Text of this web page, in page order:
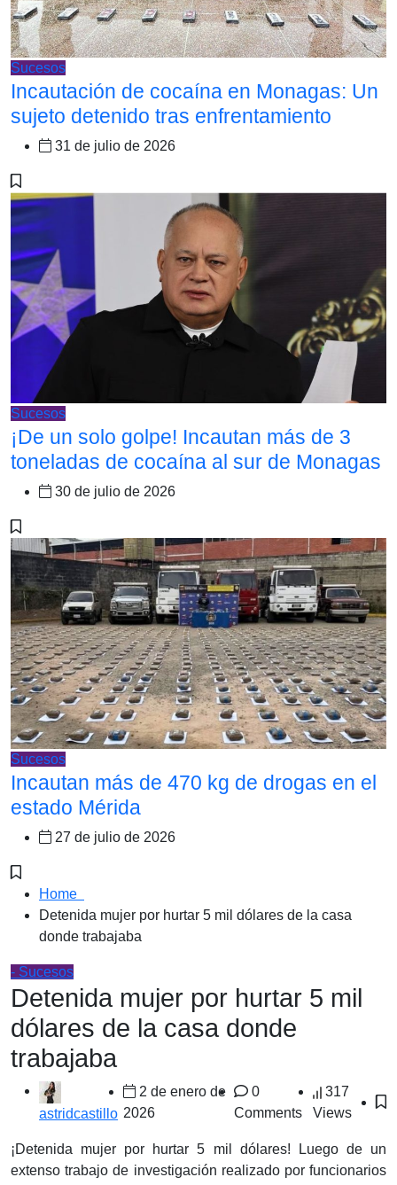
Sucesos
Incautación de cocaína en Monagas: Un
sujeto detenido tras enfrentamiento
31 de julio de 2026
Sucesos
¡De un solo golpe! Incautan más de 3
toneladas de cocaína al sur de Monagas
30 de julio de 2026
Sucesos
Incautan más de 470 kg de drogas en el
estado Mérida
27 de julio de 2026
Home
Detenida mujer por hurtar 5 mil dólares de la casa
donde trabajaba
- Sucesos
Detenida mujer por hurtar 5 mil
dólares de la casa donde
trabajaba
astridcastillo
2 de enero de
2026
0
Comments
317
Views
¡Detenida mujer por hurtar 5 mil dólares! Luego de un
extenso trabajo de investigación realizado por funcionarios